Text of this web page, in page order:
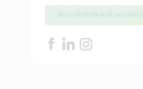
INSCHRIJVEN NIEUWSBRIEF